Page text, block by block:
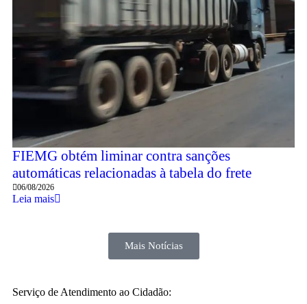
FIEMG obtém liminar contra sanções
automáticas relacionadas à tabela do frete
06/08/2026
Leia mais
Mais Notícias
Serviço de Atendimento ao Cidadão: